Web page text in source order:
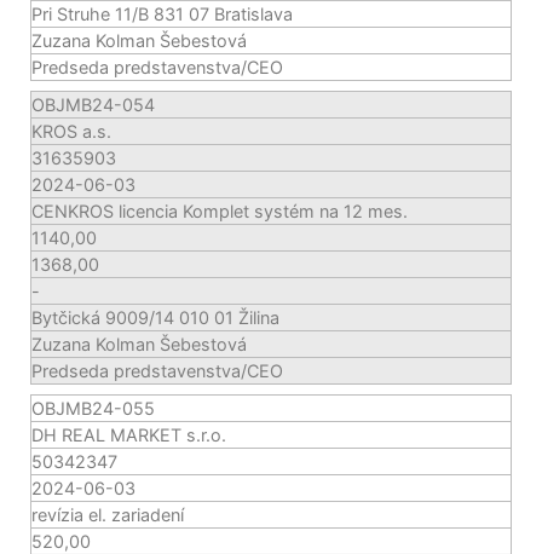
Pri Struhe 11/B 831 07 Bratislava
Zuzana Kolman Šebestová
Predseda predstavenstva/CEO
OBJMB24-054
KROS a.s.
31635903
2024-06-03
CENKROS licencia Komplet systém na 12 mes.
1140,00
1368,00
-
Bytčická 9009/14 010 01 Žilina
Zuzana Kolman Šebestová
Predseda predstavenstva/CEO
OBJMB24-055
DH REAL MARKET s.r.o.
50342347
2024-06-03
revízia el. zariadení
520,00